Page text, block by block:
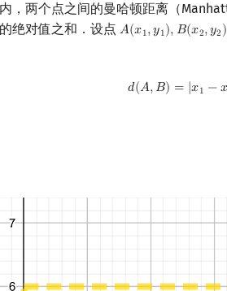
，两个点之间的曼哈顿距离（
绝对值之和．设点 𝐴(𝑥1,𝑦1), 𝐵(𝑥2,𝑦2)
A(x1,y1),B x2,y2)
𝑑(𝐴,𝐵) = |𝑥1 −𝑥
(A, B) =|x1 −x 2